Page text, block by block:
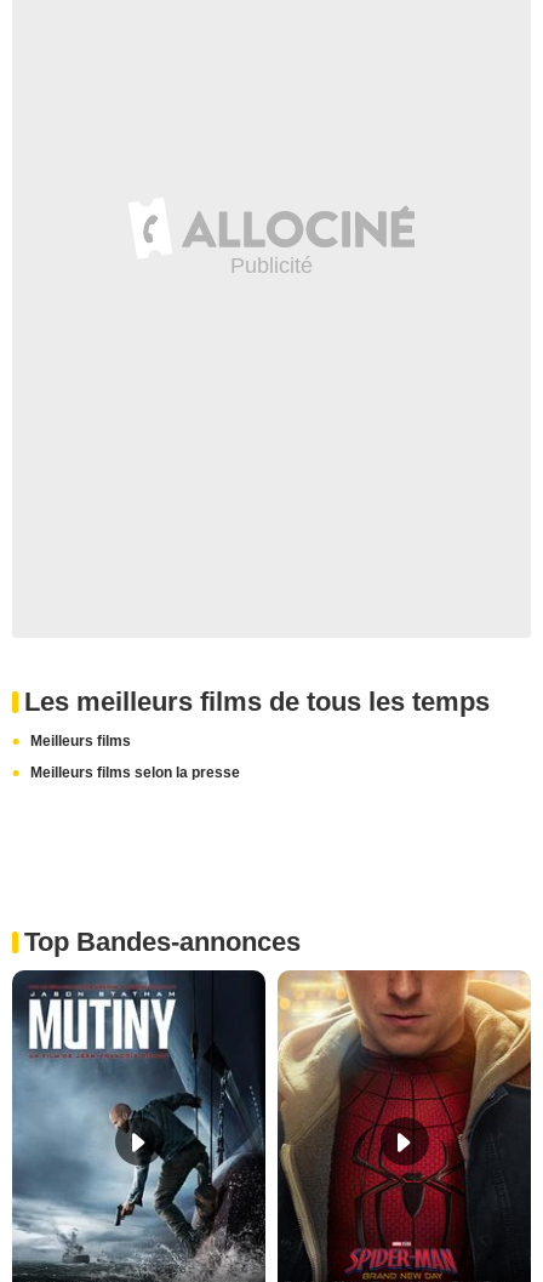
Les meilleurs films de tous les temps
Meilleurs films
Meilleurs films selon la presse
Top Bandes-annonces